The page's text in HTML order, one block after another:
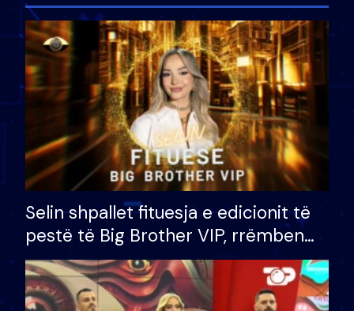
Selin shpallet fituesja e edicionit të
pestë të Big Brother VIP, rrëmben
çmimin e madh prej 100 mijë eurosh